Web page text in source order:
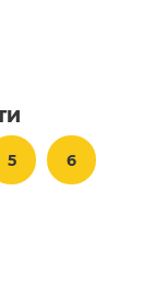
5 6